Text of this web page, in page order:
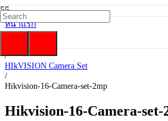
หน้าแรก
/
/
HIkVISION Camera Set
/
Hikvision-16-Camera-set-2mp
Hikvision-16-Camera-set-